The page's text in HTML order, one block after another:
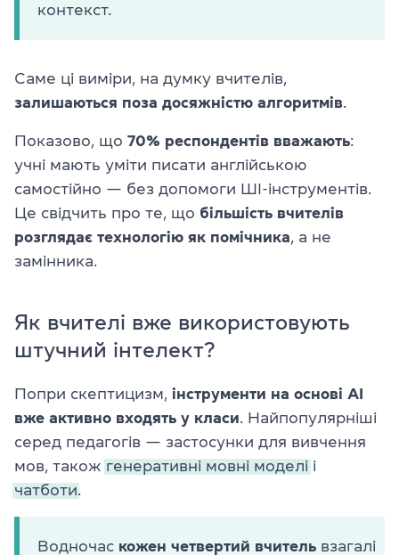
контекст.
Саме ці виміри, на думку вчителів,
залишаються поза досяжністю алгоритмів.
Показово, що 70% респондентів вважають:
учні мають уміти писати англійською
самостійно — без допомоги ШІ-інструментів.
Це свідчить про те, що більшість вчителів
розглядає технологію як помічника, а не
замінника.
Як вчителі вже використовують
штучний інтелект?
Попри скептицизм, інструменти на основі АІ
вже активно входять у класи. Найпопулярніші
серед педагогів — застосунки для вивчення
мов, також генеративні мовні моделі і
чатботи.
Водночас кожен четвертий вчитель взагалі